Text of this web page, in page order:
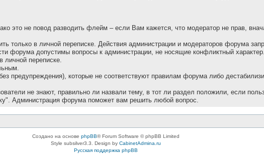
это не повод разводить флейм – если Вам кажется, что модеpатоp не пpав,
только в личной переписке. Действия администрации и модераторов форума
форума допустимы вопросы к администрации, не носящие конфликтный
личной переписке.
которые не соответствуют правилам форума либо
не знают, правильно ли назвали тему, в тот ли раздел положили, если
Администрация форума поможет вам решить любой вопрос.
Создано на основе phpBB® Forum Software © phpBB Limited
Style subsilver3.3. Design by CabinetAdmina.ru
Русская поддержка phpBB